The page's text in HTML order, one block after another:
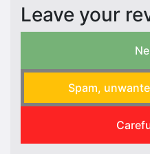
Leave your
Spam,